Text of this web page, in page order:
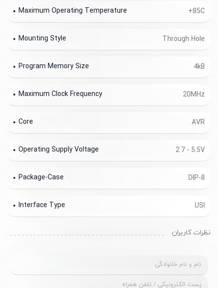
+85C
Maximum Operating Temperature
Through Hole
Mounting Style
4kB
Program Memory Size
20MHz
Maximum Clock Frequency
AVR
Core
2.7 - 5.5V
Operating Supply Voltage
DIP-8
Package-Case
USI
Interface Type
نظرات کاربران